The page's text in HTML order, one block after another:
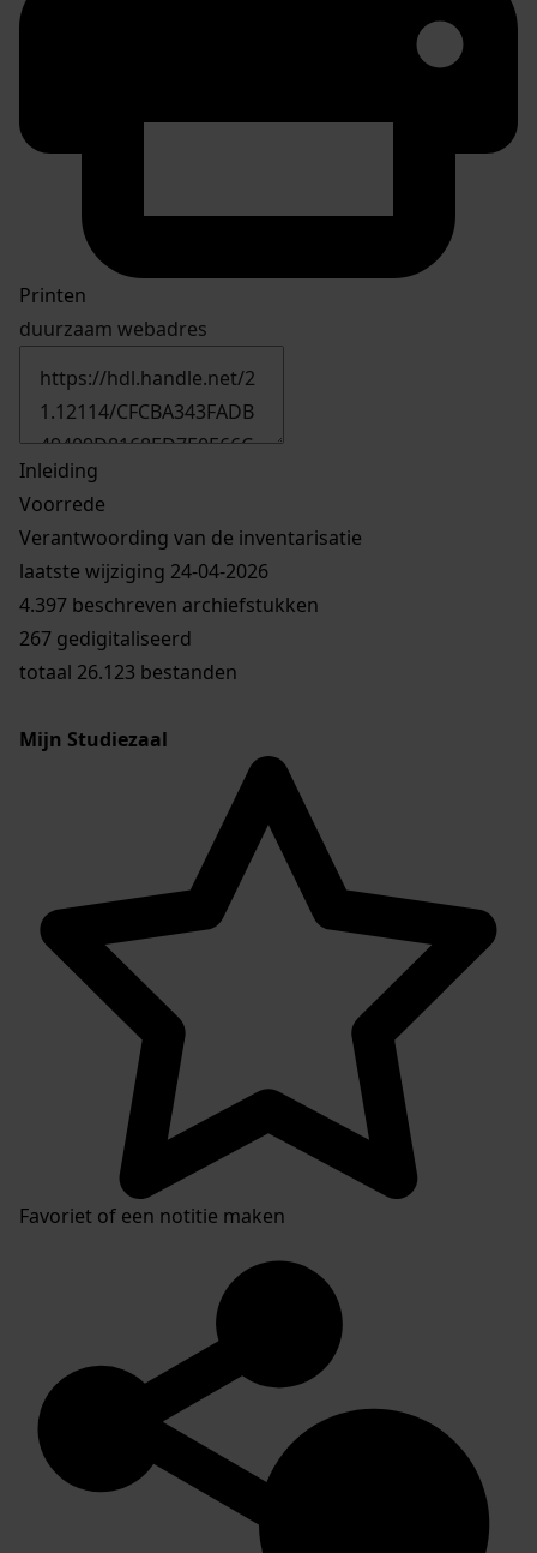
Printen
duurzaam webadres
Inleiding
Voorrede
Verantwoording van de inventarisatie
laatste wijziging 24-04-2026
4.397 beschreven archiefstukken
267 gedigitaliseerd
totaal 26.123 bestanden
Mijn Studiezaal
Favoriet of een notitie maken